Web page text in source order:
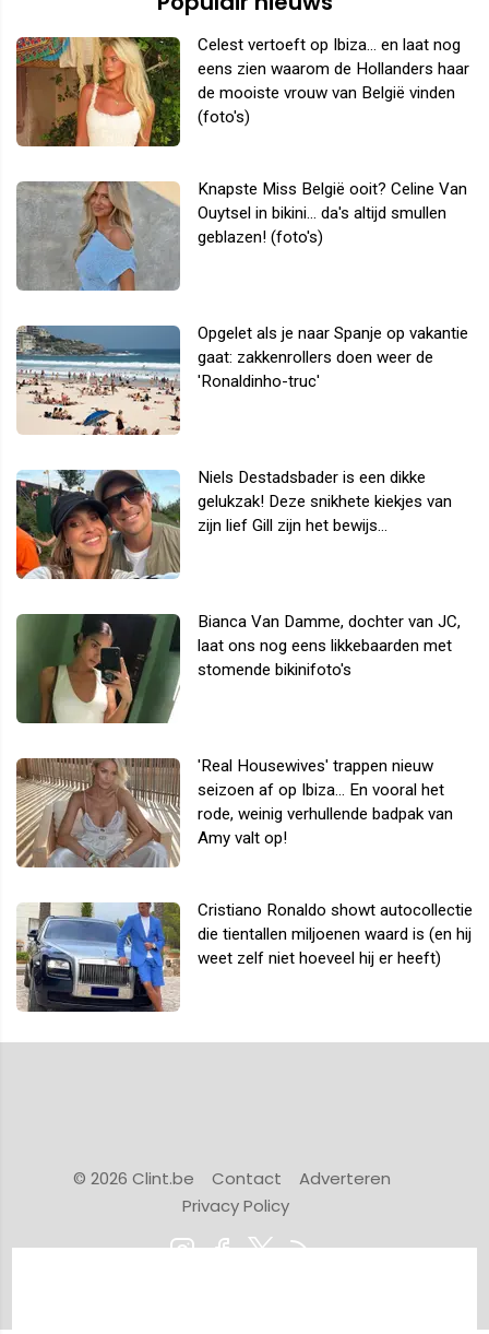
Celest vertoeft op Ibiza... en laat nog
eens zien waarom de Hollanders haar
de mooiste vrouw van België vinden
(foto's)
Knapste Miss België ooit? Celine Van
Ouytsel in bikini... da's altijd smullen
geblazen! (foto's)
Opgelet als je naar Spanje op vakantie
gaat: zakkenrollers doen weer de
'Ronaldinho-truc'
Niels Destadsbader is een dikke
gelukzak! Deze snikhete kiekjes van
zijn lief Gill zijn het bewijs...
Bianca Van Damme, dochter van JC,
laat ons nog eens likkebaarden met
stomende bikinifoto's
'Real Housewives' trappen nieuw
seizoen af op Ibiza... En vooral het
rode, weinig verhullende badpak van
Amy valt op!
Cristiano Ronaldo showt autocollectie
die tientallen miljoenen waard is (en hij
weet zelf niet hoeveel hij er heeft)
© 2026 Clint.be Contact
Adverteren
Privacy Policy